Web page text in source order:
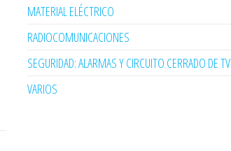
MATERIAL ELÉCTRICO
RADIOCOMUNICACIONES
SEGURIDAD: ALARMAS Y CIRCUITO CERRADO DE TV
VARIOS